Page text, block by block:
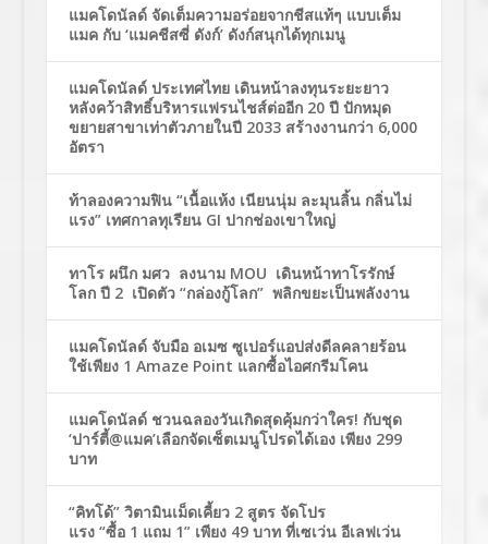
แมคโดนัลด์ จัดเต็มความอร่อยจากชีสแท้ๆ แบบเต็ม
แมค กับ ‘แมคชีสซี่ ดังก์’ ดังก์สนุกได้ทุกเมนู
แมคโดนัลด์ ประเทศไทย เดินหน้าลงทุนระยะยาว
หลังคว้าสิทธิ์บริหารแฟรนไชส์ต่ออีก 20 ปี ปักหมุด
ขยายสาขาเท่าตัวภายในปี 2033 สร้างงานกว่า 6,000
อัตรา
ท้าลองความฟิน “เนื้อแห้ง เนียนนุ่ม ละมุนลิ้น กลิ่นไม่
แรง” เทศกาลทุเรียน GI ปากช่องเขาใหญ่
ทาโร ผนึก มศว ลงนาม MOU เดินหน้าทาโรรักษ์
โลก ปี 2 เปิดตัว “กล่องกู้โลก” พลิกขยะเป็นพลังงาน
แมคโดนัลด์ จับมือ อเมซ ซูเปอร์แอปส่งดีลคลายร้อน
ใช้เพียง 1 Amaze Point แลกซื้อไอศกรีมโคน
แมคโดนัลด์ ชวนฉลองวันเกิดสุดคุ้มกว่าใคร! กับชุด
‘ปาร์ตี้@แมค’เลือกจัดเซ็ตเมนูโปรดได้เอง เพียง 299
บาท
“คิทโด้” วิตามินเม็ดเคี้ยว 2 สูตร จัดโปร
แรง “ซื้อ 1 แถม 1” เพียง 49 บาท ที่เซเว่น อีเลฟเว่น